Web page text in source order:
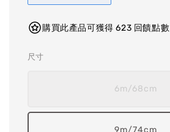
購買此產品可獲得 623 回饋點數
尺寸
6m/68cm